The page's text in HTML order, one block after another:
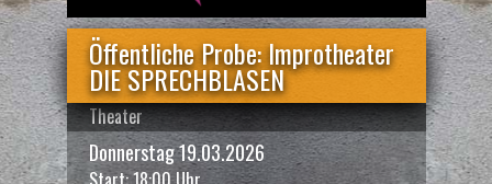
Spenden
Öffentliche Probe: Improtheater
DIE SPRECHBLASEN
Theater
Donnerstag 19.03.2026